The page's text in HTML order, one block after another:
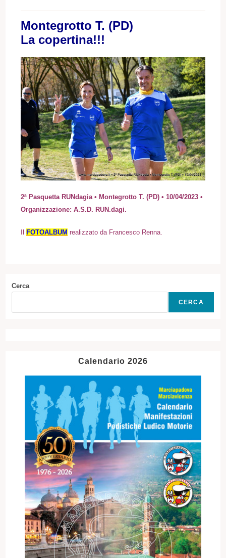
Montegrotto T. (PD)
La copertina!!!
2ª Pasquetta RUNdagia • Montegrotto T. (PD) • 10/04/2023 •
Organizzazione: A.S.D. RUN.dagi.
FOTOALBUM realizzato da Francesco Renna.
Cerca
CERCA
Calendario 2026